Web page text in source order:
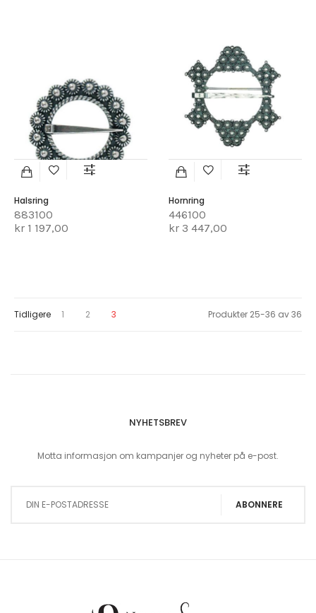
Halsring
883100
kr 1 197,00
Hornring
446100
kr 3 447,00
Produkter 25-36 av36
Page
Tidligere Page
1 Page
2 You're currently reading page
3
NYHETSBREV
Motta informasjon om kampanjer og nyheter på e-post.
ABONNERE